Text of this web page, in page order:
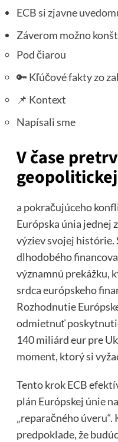
ECB si zjavne
Záverom možno
Pod čiarou
🔑 Kľúčové fakty zo
📌 Kontext
Napísali sme
V čase
a pokračujúceho
Európska únia jednej
výziev svojej histórie.
dlhodobého
významnú prekážku,
srdca európskeho
Rozhodnutie
odmietnuť
140 miliárd eur pre
moment, ktorý si
Tento krok ECB
plán Európskej únie
„reparačného
predpoklade, že